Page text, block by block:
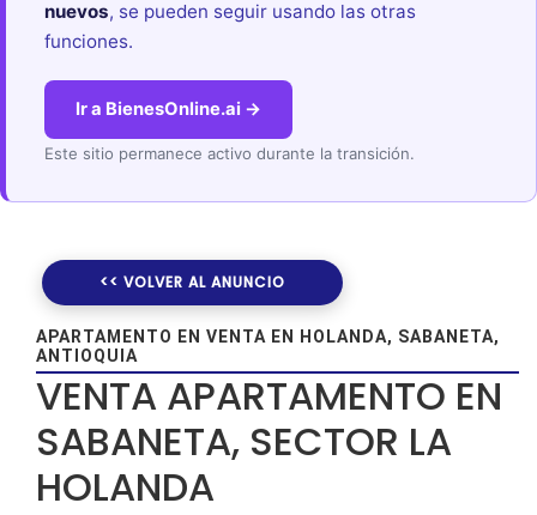
nuevos, se pueden seguir usando las otras
funciones.
Ir a BienesOnline.ai →
Este sitio permanece activo durante la transición.
<< VOLVER AL ANUNCIO
APARTAMENTO EN VENTA EN HOLANDA, SABANETA,
ANTIOQUIA
VENTA APARTAMENTO EN
SABANETA, SECTOR LA
HOLANDA